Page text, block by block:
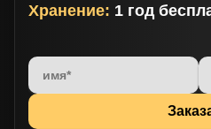
Хранение: 1 год